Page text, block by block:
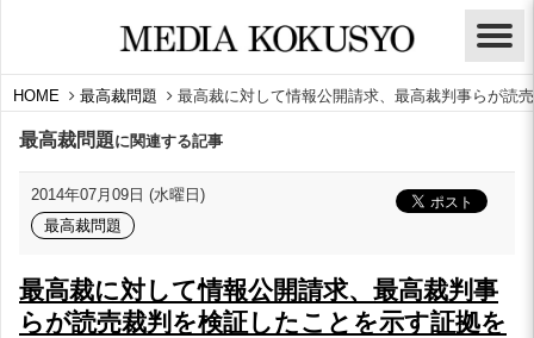
HOME 最高裁問題 最高裁に対して情報公開請求、最高裁判事らが読
最高裁問題に関連する記事
2014年07月09日 (水曜日)
最高裁問題
最高裁に対して情報公開請求、最高裁判事
らが読売裁判を検証したことを示す証拠を